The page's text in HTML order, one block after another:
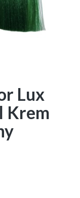
Lux
Krem